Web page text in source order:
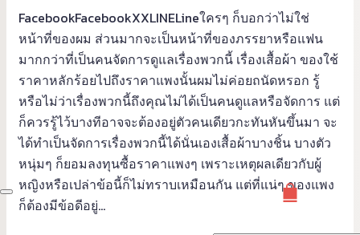
FacebookFacebookXXLINELineใครๆ ก็บอกว่าไม่ใช่
หน้าที่ของผม ส่วนมากจะเป็นหน้าที่ของภรรยาหรือแฟน
มากกว่าที่เป็นคนจัดการดูแลเรื่องพวกนี้ เรื่องเสื้อผ้า ของใช้
ราคาหลักร้อยไปถึงราคาแพงนั้นผมไม่ค่อยถนัดหรอก รู้
หรือไม่ว่าเรื่องพวกนี้ถึงคุณไม่ได้เป็นคนดูแลหรือจัดการ แต่
ก็ควรรู้ไว้บางทีอาจจะต้องอยู่ตัวคนเดียวกะทันหันขึ้นมา จะ
ได้ทำเป็นจัดการเรื่องพวกนี้ได้นั่นเองเสื้อผ้าบางชิ้น บางตัว
หนุ่มๆ ก็ยอมลงทุนซื้อราคาแพงๆ เพราะเหตุผลเดียวกับผู้
หญิงหรือเปล่าข้อนี้ก็ไม่ทราบเหมือนกัน แต่ที่แน่ๆ ของแพง
ก็ต้องมีข้อดีอยู่…